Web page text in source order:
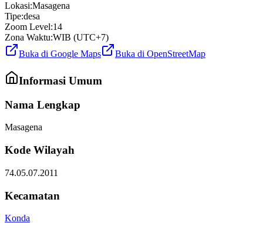
Lokasi:Masagena
Tipe:desa
Zoom Level:14
Zona Waktu:WIB (UTC+7)
Buka di Google Maps
Buka di OpenStreetMap
Informasi Umum
Nama Lengkap
Masagena
Kode Wilayah
74.05.07.2011
Kecamatan
Konda